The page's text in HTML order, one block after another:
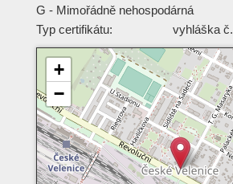
G - Mimořádně nehospodárná
Typ certifikátu:
vyhláška
+
−